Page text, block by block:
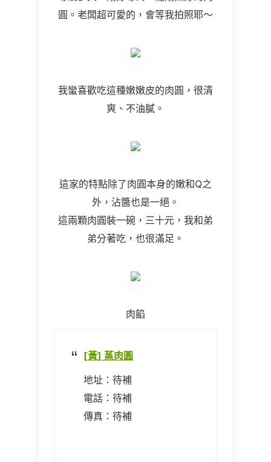
圓。老闆超可愛的，會等我拍照耶～
我蠻喜歡吃這種嫩嫩皮的肉圓，很清
爽、不油膩。
這家的特點除了肉圓本身的嫩和Q之
外，沾醬也是一絕。
這兩顆肉圓裝一碗，三十元，我和弟
弟分著吃，也很滿足。
肉餡
[黃] 蒸肉圓
地址： 待補
電話： 待補
傳真： 待補